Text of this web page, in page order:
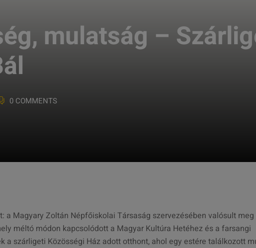
mulatság –
0 COMMENTS
a Magyary Zoltán Népfőiskolai Társaság szervezésében valósult meg
méltó módon kapcsolódott a Magyar Kultúra Hetéhez és a farsangi
a szárligeti Közösségi Ház adott otthont, ahol egy estére találkozott